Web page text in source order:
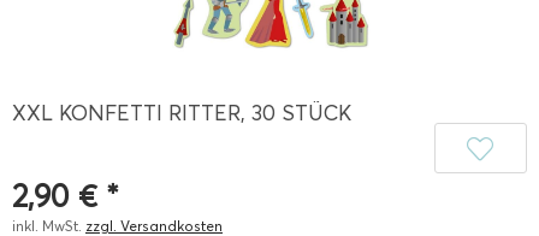
XXL KONFETTI RITTER, 30 STÜCK
2,90 € *
inkl. MwSt. zzgl. Versandkosten